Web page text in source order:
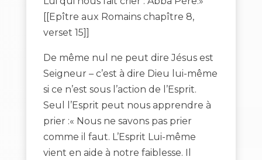
[[Epître aux Romains chapître 8,
verset 15]]
De même nul ne peut dire Jésus est
Seigneur – c’est à dire Dieu lui-même
si ce n’est sous l’action de l’Esprit.
Seul l’Esprit peut nous apprendre à
prier :« Nous ne savons pas prier
comme il faut. L’Esprit Lui-même
vient en aide à notre faiblesse. Il